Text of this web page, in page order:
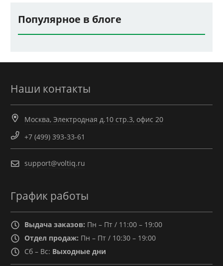
Популярное в блоге
Наши контакты
Москва, Электродная д.10 стр.3, офис 20
+7 (499) 393-33-61
support@voltiq.ru
График работы
Выдача заказов: Пн – Пт / 11:00 – 19:00
Отдел продаж: Пн – Пт / 10:30 – 19:00
Сб – Вс: Выходные дни